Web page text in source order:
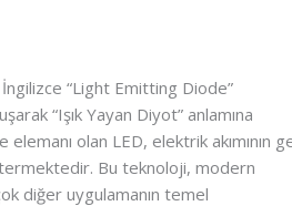
İngilizce “Light Emitting Diode”
“Işık Yayan Diyot” anlamına
olan LED, elektrik akımının
Bu teknoloji, modern
diğer uygulamanın temel